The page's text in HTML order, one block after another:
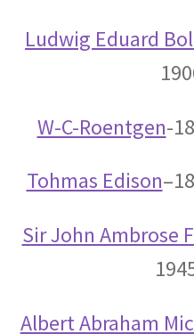
【中性子を発見しガ
‗【相対性理論から 重力場を記
Ludwig Eduard
W-C-Roentgen-
Tohmas Edison
Sir John Ambrose
Albert Abraham